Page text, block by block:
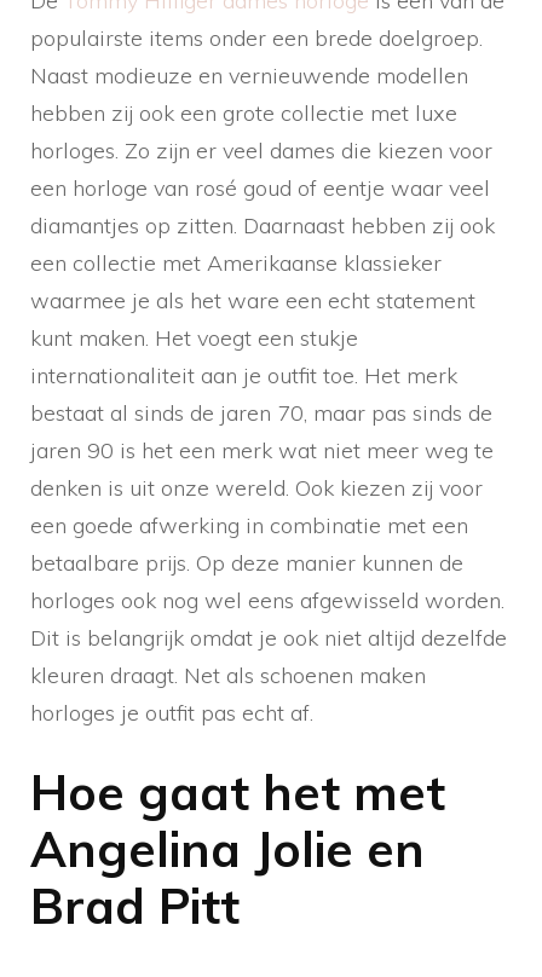
populairste items onder een brede doelgroep.
Naast modieuze en vernieuwende modellen
hebben zij ook een grote collectie met luxe
horloges. Zo zijn er veel dames die kiezen voor
een horloge van rosé goud of eentje waar veel
diamantjes op zitten. Daarnaast hebben zij ook
een collectie met Amerikaanse klassieker
waarmee je als het ware een echt statement
kunt maken. Het voegt een stukje
internationaliteit aan je outfit toe. Het merk
bestaat al sinds de jaren 70, maar pas sinds de
jaren 90 is het een merk wat niet meer weg te
denken is uit onze wereld. Ook kiezen zij voor
een goede afwerking in combinatie met een
betaalbare prijs. Op deze manier kunnen de
horloges ook nog wel eens afgewisseld worden.
Dit is belangrijk omdat je ook niet altijd dezelfde
kleuren draagt. Net als schoenen maken
horloges je outfit pas echt af.
Hoe gaat het met
Angelina Jolie en
Brad Pitt